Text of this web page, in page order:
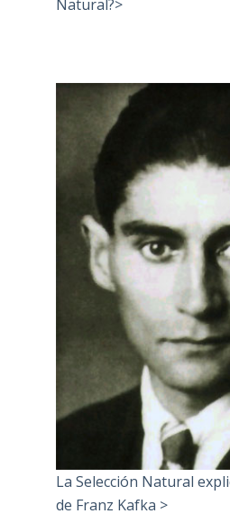
Natural?>
La Selección Natural
de Franz Kafka >